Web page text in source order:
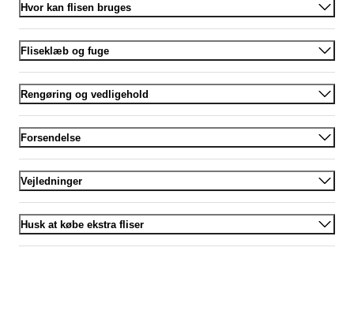
Hvor kan flisen bruges
Fliseklæb og fuge
Rengøring og vedligehold
Forsendelse
Vejledninger
Husk at købe ekstra fliser